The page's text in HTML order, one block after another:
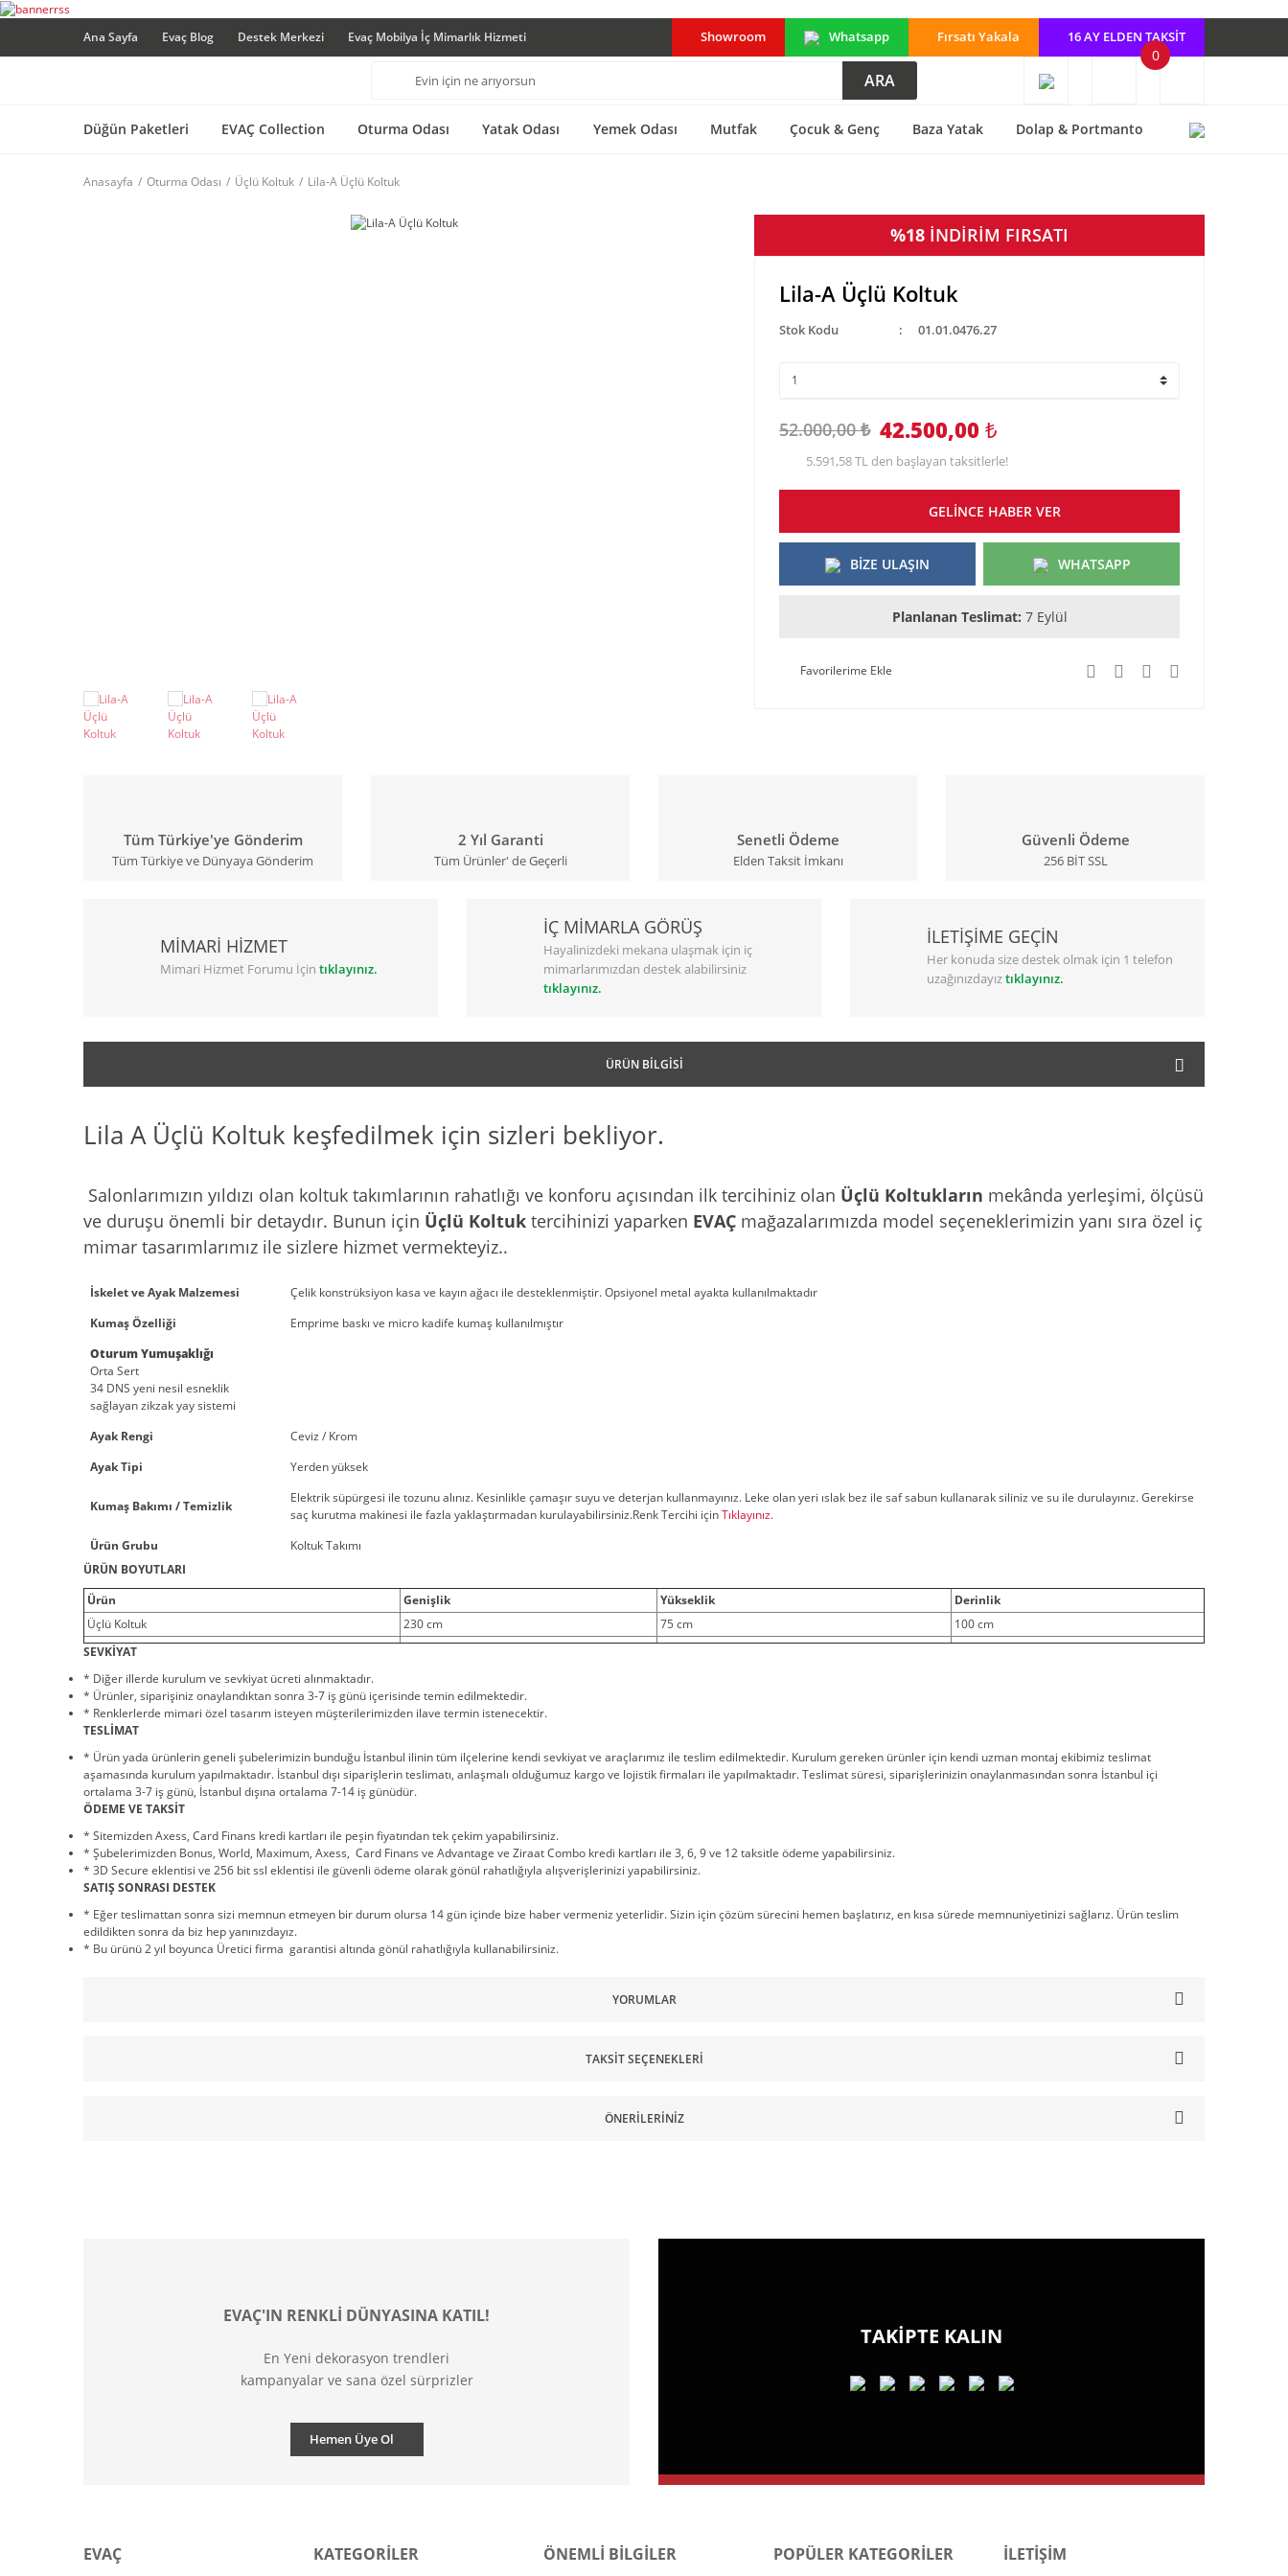
Ana Sayfa Evaç Blog Destek Merkezi Evaç Mobilya İç Mimarlık Hizmeti Showroom Whatsapp Fırsatı Yakala 16 AY ELDEN TAKSİT
ARA
0
Düğün Paketleri EVAÇ Collection Oturma Odası Yatak Odası Yemek Odası Mutfak Çocuk & Genç Baza Yatak Dolap & Portmanto
Anasayfa Oturma Odası Üçlü Koltuk Lila-A Üçlü Koltuk
%18 İNDİRİM FIRSATI
Lila-A Üçlü Koltuk
Stok Kodu 01.01.0476.27
52.000,00 ₺ 42.500,00 ₺
5.591,58 TL den başlayan taksitlerle!
GELİNCE HABER VER
BİZE ULAŞIN WHATSAPP
Planlanan Teslimat: 7 Eylül
Tüm Türkiye'ye Gönderim
Tüm Türkiye ve Dünyaya Gönderim
2 Yıl Garanti
Tüm Ürünler' de Geçerli
Senetli Ödeme
Elden Taksit İmkanı
Güvenli Ödeme
256 BİT SSL
MİMARİ HİZMET
Mimari Hizmet Forumu İçin tıklayınız.
İÇ MİMARLA GÖRÜŞ
Hayalinizdeki mekana ulaşmak için iç
mimarlarımızdan destek alabilirsiniz
tıklayınız.
İLETİŞİME GEÇİN
Her konuda size destek olmak için 1 telefon
uzağınızdayıztıklayınız.
ÜRÜN BILGISI
Lila A Üçlü Koltuk keşfedilmek için sizleri bekliyor.
Salonlarımızın yıldızı olan koltuk takımlarının rahatlığı ve konforu açısından ilk tercihiniz olan Üçlü Koltukların mekânda yerleşimi, ölçüsü
ve duruşu önemli bir detaydır. Bunun için Üçlü Koltuk tercihinizi yaparken EVAÇ mağazalarımızda model seçeneklerimizin yanı sıra özel iç
mimar tasarımlarımız ile sizlere hizmet vermekteyiz..
İskelet ve Ayak Malzemesi
Çelik konstrüksiyon kasa ve kayın ağacı ile desteklenmiştir. Opsiyonel metal ayakta kullanılmaktadır
Kumaş Özelliği
Emprime baskı ve micro kadife kumaş kullanılmıştır
Oturum Yumuşaklığı
Orta Sert
34 DNS yeni nesil esneklik
sağlayan zikzak yay sistemi
Ayak Rengi
Ceviz / Krom
Ayak Tipi
Yerden yüksek
Kumaş Bakımı / Temizlik
Elektrik süpürgesi ile tozunu alınız. Kesinlikle çamaşır suyu ve deterjan kullanmayınız. Leke olan yeri ıslak bez ile saf sabun kullanarak siliniz ve su ile durulayınız. Gerekirse
saç kurutma makinesi ile fazla yaklaştırmadan kurulayabilirsiniz.Renk Tercihi içinTıklayınız.
Ürün Grubu
Koltuk Takımı
ÜRÜN BOYUTLARI
Ürün
Genişlik Yükseklik
Derinlik
Üçlü Koltuk
230 cm 75 cm
100 cm
SEVKİYAT
* Diğer illerde kurulum ve sevkiyat ücreti alınmaktadır.
* Ürünler, siparişiniz onaylandıktan sonra 3-7 iş günü içerisinde temin edilmektedir.
* Renklerlerde mimari özel tasarım isteyen müşterilerimizden ilave termin istenecektir.
TESLİMAT
* Ürün yada ürünlerin geneli şubelerimizin bunduğu İstanbul ilinin tüm ilçelerine kendi sevkiyat ve araçlarımız ile teslim edilmektedir. Kurulum gereken ürünler için kendi uzman montaj ekibimiz teslimat
aşamasında kurulum yapılmaktadır. İstanbul dışı siparişlerin teslimatı, anlaşmalı olduğumuz kargo ve lojistik firmaları ile yapılmaktadır. Teslimat süresi, siparişlerinizin onaylanmasından sonra İstanbul içi
ortalama 3-7 iş günü, İstanbul dışına ortalama 7-14 iş günüdür.
ÖDEME VE TAKSİT
* Sitemizden Axess, Card Finans kredi kartları ile peşin fiyatından tek çekim yapabilirsiniz.
* Şubelerimizden Bonus, World, Maximum, Axess, Card Finans ve Advantage ve Ziraat Combo kredi kartları ile 3, 6, 9 ve 12 taksitle ödeme yapabilirsiniz.
* 3D Secure eklentisi ve 256 bit ssl eklentisi ile güvenli ödeme olarak gönül rahatlığıyla alışverişlerinizi yapabilirsiniz.
SATIŞ SONRASI DESTEK
* Eğer teslimattan sonra sizi memnun etmeyen bir durum olursa 14 gün içinde bize haber vermeniz yeterlidir. Sizin için çözüm sürecini hemen başlatırız, en kısa sürede memnuniyetinizi sağlarız. Ürün teslim
edildikten sonra da biz hep yanınızdayız.
* Bu ürünü 2 yıl boyunca Üretici firma garantisi altında gönül rahatlığıyla kullanabilirsiniz.
YORUMLAR
TAKSIT SEÇENEKLERI
ÖNERILERINIZ
EVAÇ'IN RENKLİ DÜNYASINA KATIL!
En Yeni dekorasyon trendleri
kampanyalar ve sana özel sürprizler
Hemen Üye Ol
TAKİPTE KALIN
EVAÇ KATEGORİLER ÖNEMLİ BİLGİLER POPÜLER KATEGORİLER İLETİŞİM